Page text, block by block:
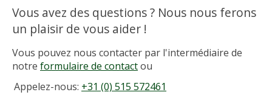
Vous avez des questions ? Nous nous ferons
un plaisir de vous aider !
Vous pouvez nous contacter par l'intermédiaire de
notre formulaire de contactou
Appelez-nous: +31 (0) 515 572461